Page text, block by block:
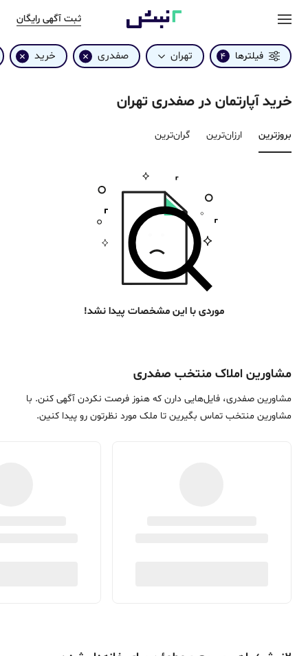
ثبت آگهی رایگان
فیلترها 4 تهران صفدری خرید
خرید آپارتمان در صفدری تهران
بروزترین‌ ارزان‌ترین گران‌ترین
موردی با این مشخصات پیدا نشد!
مشاورین املاک منتخب صفدری
مشاورین صفدری، فایل‌هایی دارن که هنوز فرصت نکردن آگهی کنن. با
مشاورین منتخب تماس بگیرین تا ملک مورد نظرتون رو پیدا کنین.